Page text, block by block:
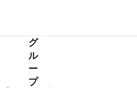
グ
ル
ー
プ